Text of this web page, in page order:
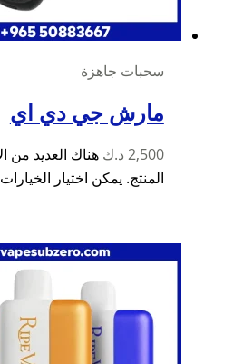
سحبات جاهزة
مارش جي دي اي
2,500 د.ك هناك العديد من
المنتج. يمكن اختيار